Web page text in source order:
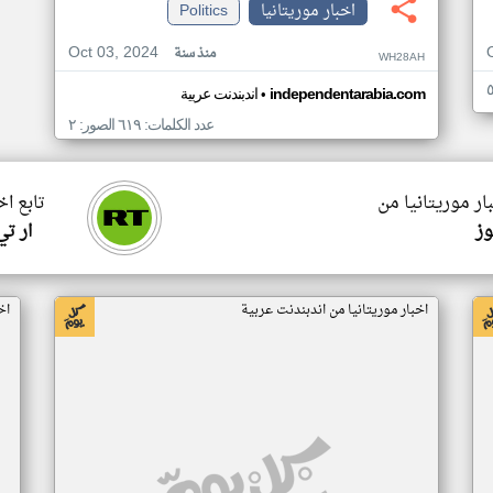
اخبار موريتانيا
Politics
Oct 03, 2024
منذ سنة WH28AH
اندبندنت عربية• independentarabia.com
عدد الكلمات: ٦١٩ الصور: ٢
تابع
ار
موريتانيا من
اخبار موريتانيا من اندبندنت عربية